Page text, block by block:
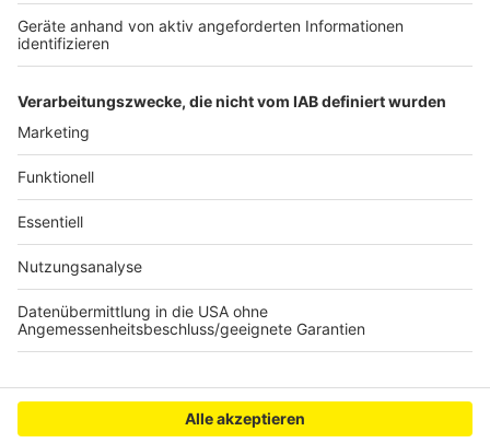
Gymnasium Frechen wird erweitert
Drogendealer in Frechen geschnappt
Knapp 290 Millionen Euro für den Rhein-Erft-Kreis
Anzeige
Anzeige